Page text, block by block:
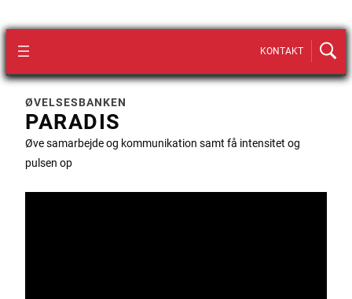
KONTAKT
ØVELSESBANKEN
PARADIS
Øve samarbejde og kommunikation samt få intensitet og
pulsen op